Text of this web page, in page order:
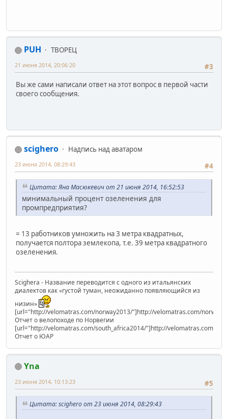
PUH
ТВОРЕЦ
#3
21 июня 2014, 20:06:20
Вы же сами написали ответ на этот вопрос в первой части
своего сообщения.
scighero
Надпись над аватаром
#4
23 июня 2014, 08:29:43
Цитата: Яна Масюкевич от 21 июня 2014, 16:52:53
минимальный процент озеленения для
промпредприятия?
= 13 работников умножить на 3 метра квадратных,
получается полтора землекопа, т.е. 39 метра квадратного
озеленения.
Scighera - Название переводится с одного из итальянских
диалектов как «густой туман, неожиданно появляющийся из
низин»
[url="http://velomatras.com/norway2013/"]http://velomatras.com/
Отчет о велопоходе по Норвегии
[url="http://velomatras.com/south_africa2014/"]http://velomatras.com/
Отчет о ЮАР
Yna
#5
23 июня 2014, 10:13:23
Цитата: scighero от 23 июня 2014, 08:29:43